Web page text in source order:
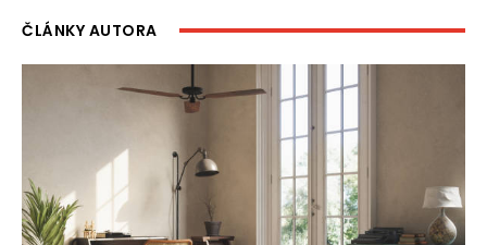
ČLÁNKY AUTORA